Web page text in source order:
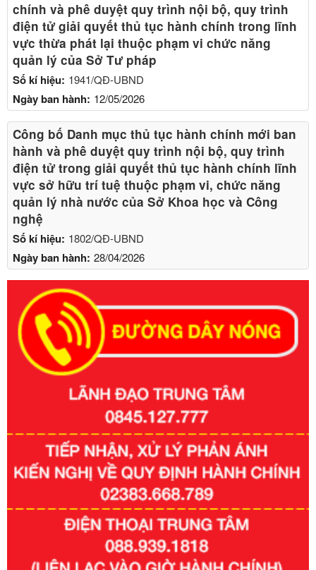
Số kí hiệu: 1941/QĐ-UBND
Ngày ban hành: 12/05/2026
chính và phê duyệt quy trình nội bộ, quy trình
điện tử giải quyết thủ tục hành chính trong lĩnh
vực thừa phát lại thuộc phạm vi chức năng
quản lý của Sở Tư pháp
Số kí hiệu: 1802/QĐ-UBND
Ngày ban hành: 28/04/2026
Công bố Danh mục thủ tục hành chính mới ban
hành và phê duyệt quy trình nội bộ, quy trình
điện tử trong giải quyết thủ tục hành chính lĩnh
vực sở hữu trí tuệ thuộc phạm vi, chức năng
quản lý nhà nước của Sở Khoa học và Công
nghệ
Số kí hiệu: 351/2025/NĐ-CP